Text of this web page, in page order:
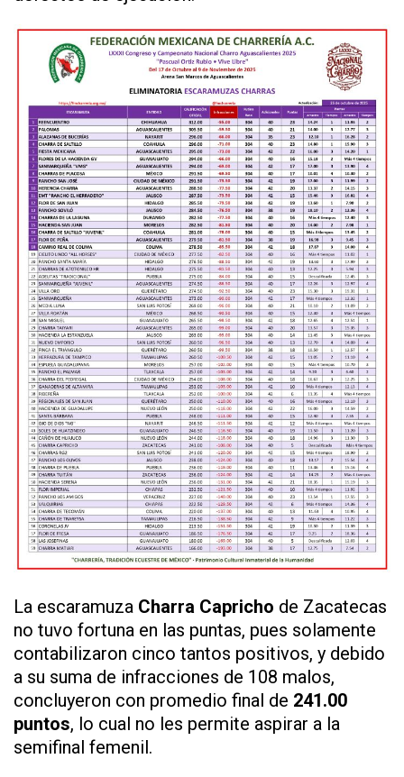
La escaramuza Charra Capricho de Zacatecas
no tuvo fortuna en las puntas, pues solamente
contabilizaron cinco tantos positivos, y debido
a su suma de infracciones de 108 malos,
concluyeron con promedio final de 241.00
puntos, lo cual no les permite aspirar a la
semifinal femenil.